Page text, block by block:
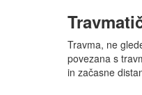
Travma, ne
povezana s
in začasne